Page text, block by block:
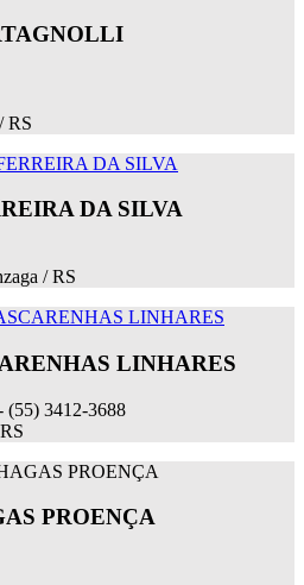
RS
DA SILVA
/ RS
LINHARES
(55) 3412-3688
PROENÇA